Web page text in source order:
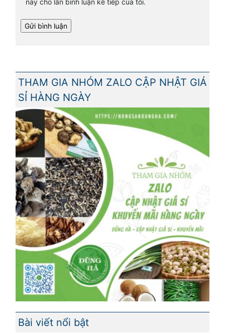
THAM GIA NHÓM ZALO CẬP NHẬT GIÁ
SỈ HÀNG NGÀY
Bài viết nổi bật